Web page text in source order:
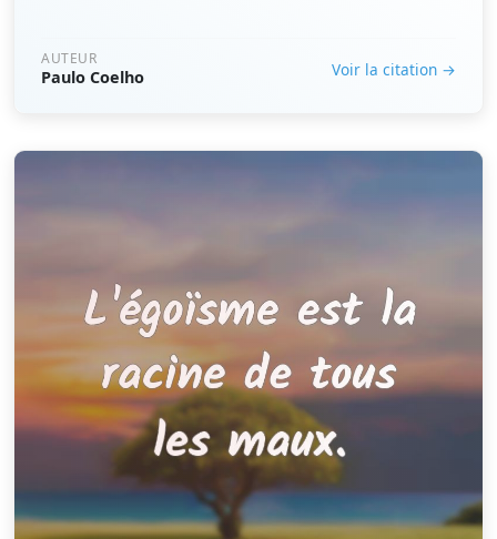
AUTEUR
Paulo Coelho Voir la citation →